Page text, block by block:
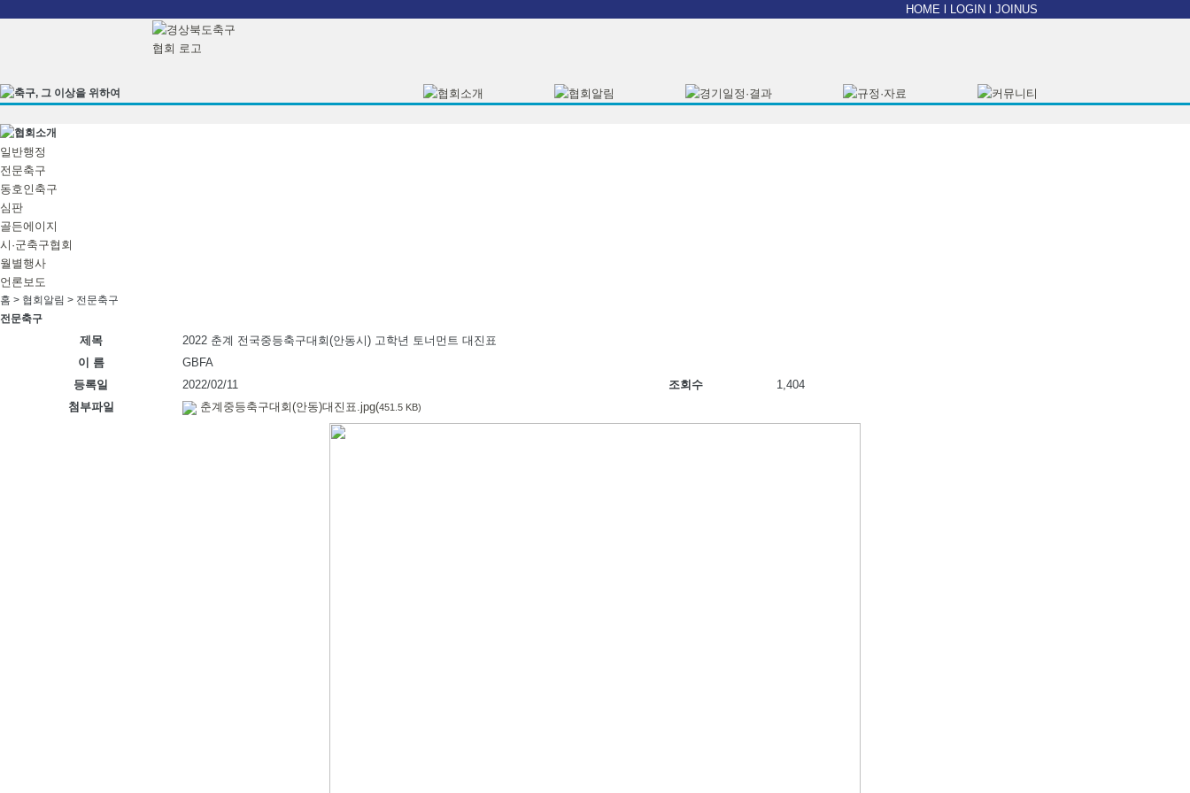
HOME LOGIN JOINUS
일반행정
전문축구
동호인축구
심판
골든에이지
시·군축구협회
월별행사
언론보도
홈 > 협회알림 > 전문축구
전문축구
제목
2022 춘계 전국중등축구대회(안동시) 고학년 토너먼트 대진표
이 름
GBFA
등록일
2022/02/11 조회수
1,404
첨부파일
춘계중등축구대회(안동)대진표.jpg(451.5 KB)